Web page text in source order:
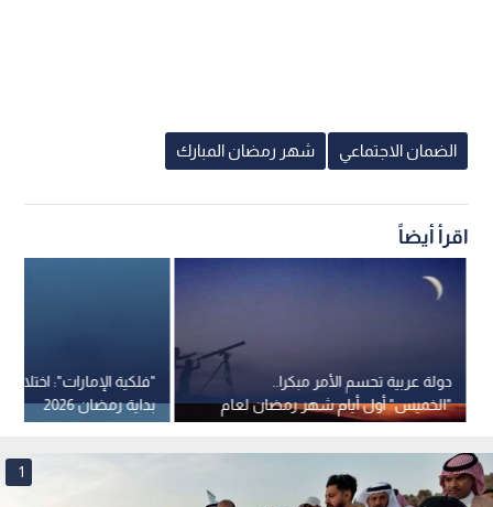
الضمان الاجتماعي شهر رمضان المبارك
اقرأ أيضاً
"فلكية الإمارات":
بداية رمضان 2026
دولة عربية تحسم الأمر مبكرا..
"الخميس" أول أيام شهر رمضان لعام
2026
1